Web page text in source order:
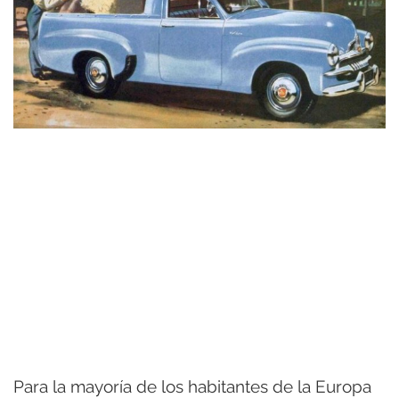
Para la mayoría de los habitantes de la Europa